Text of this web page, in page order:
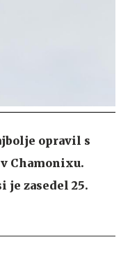
opravil s
Chamonixu.
je zasedel 25.